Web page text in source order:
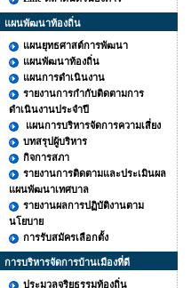
แผนพัฒนาท้องถิ่น
แผนยุทธศาสต์การพัฒนา
แผนพัฒนาท้องถิ่น
แผนการดำเนินงาน
รายงานการกำกับติดตามการ
ดำเนินงานประจำปี
แผนการบริหารจัดการความเสี่ยง
บทสรุปผู้บริหาร
กิจการสภา
รายงานการติดตามและประเมินผล
แผนพัฒนาเทศบาล
รายงานผลการปฏิบัติงานตาม
นโยบาย
การรับสมัครเลือกตั้ง
การบริหารจัดการบ้านเมืองที่ดี
ประมวลจริยธรรมท้องถิ่น